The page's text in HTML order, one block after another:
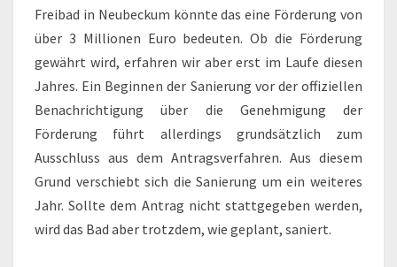
Freibad in Neubeckum könnte das eine Förderung von
über 3 Millionen Euro bedeuten. Ob die Förderung
gewährt wird, erfahren wir aber erst im Laufe diesen
Jahres. Ein Beginnen der Sanierung vor der offiziellen
Benachrichtigung über die Genehmigung der
Förderung führt allerdings grundsätzlich zum
Ausschluss aus dem Antragsverfahren. Aus diesem
Grund verschiebt sich die Sanierung um ein weiteres
Jahr. Sollte dem Antrag nicht stattgegeben werden,
wird das Bad aber trotzdem, wie geplant, saniert.